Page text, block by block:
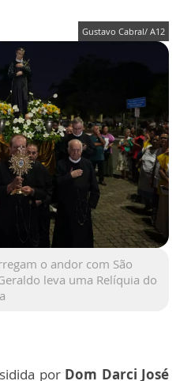
Gustavo Cabral/ A12
o andor com São
leva uma Relíquia do
por Dom Darci José